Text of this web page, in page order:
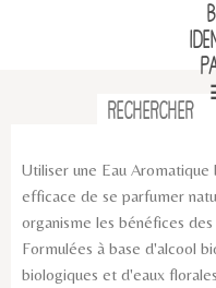
Utiliser une Eau
efficace de se parfumer
organisme les bénéfices
Formulées à base d'alcool
biologiques et d'eaux